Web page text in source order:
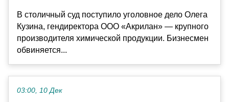
В столичный суд поступило уголовное дело Олега
Кузина, гендиректора ООО «Акрилан» — крупного
производителя химической продукции. Бизнесмен
обвиняется...
03:00, 10 Дек